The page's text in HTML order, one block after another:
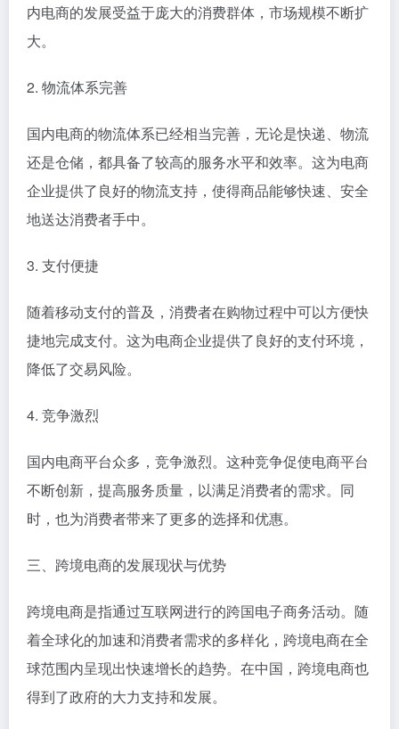
内电商的发展受益于庞大的消费群体，市场规模不断扩
大。
2. 物流体系完善
国内电商的物流体系已经相当完善，无论是快递、物流
还是仓储，都具备了较高的服务水平和效率。这为电商
企业提供了良好的物流支持，使得商品能够快速、安全
地送达消费者手中。
3. 支付便捷
随着移动支付的普及，消费者在购物过程中可以方便快
捷地完成支付。这为电商企业提供了良好的支付环境，
降低了交易风险。
4. 竞争激烈
国内电商平台众多，竞争激烈。这种竞争促使电商平台
不断创新，提高服务质量，以满足消费者的需求。同
时，也为消费者带来了更多的选择和优惠。
三、跨境电商的发展现状与优势
跨境电商是指通过互联网进行的跨国电子商务活动。随
着全球化的加速和消费者需求的多样化，跨境电商在全
球范围内呈现出快速增长的趋势。在中国，跨境电商也
得到了政府的大力支持和发展。